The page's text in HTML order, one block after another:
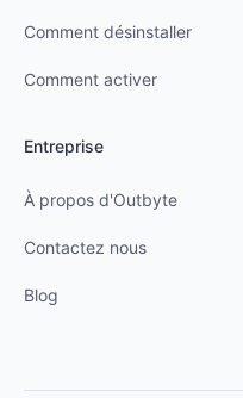
Comment désinstaller
Comment activer
Entreprise
À propos d'Outbyte
Contactez nous
Blog